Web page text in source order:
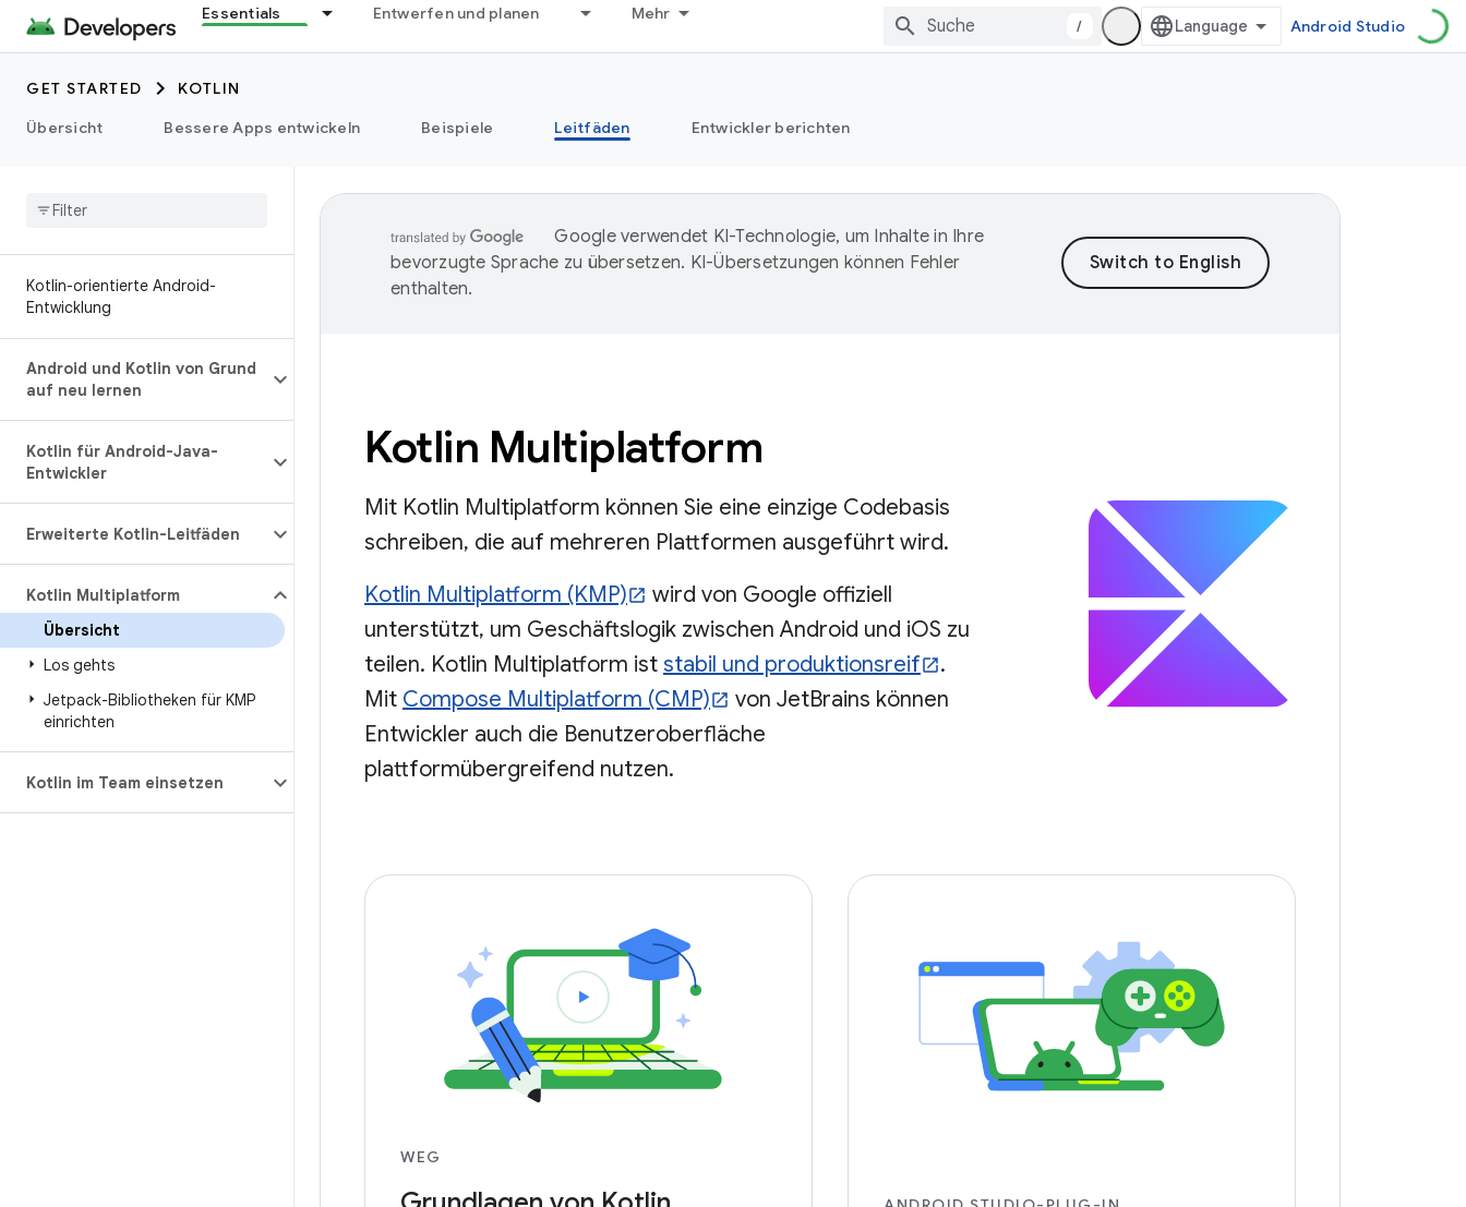
Essentials Entwerfen und planen Mehr
/ Android Studio
GET STARTED
KOTLIN
Übersicht
Bessere Apps entwickeln Beispiele Leitfäden Entwickler berichten
Kotlin-orientierte Android-
Entwicklung
Android und Kotlin von Grund
auf neu lernen
Kotlin für Android-Java-
Entwickler
Erweiterte Kotlin-Leitfäden
Kotlin Multiplatform
Übersicht
Los gehts
Jetpack-Bibliotheken für KMP
einrichten
Kotlin im Team einsetzen
Google verwendet KI-Technologie, um Inhalte in Ihre
bevorzugte Sprache zu übersetzen. KI-Übersetzungen können Fehler
enthalten.
Kotlin Multiplatform
Mit Kotlin Multiplatform können Sie eine einzige Codebasis
schreiben, die auf mehreren Plattformen ausgeführt wird.
Kotlin Multiplatform (KMP)
wird von Google offiziell
unterstützt, um Geschäftslogik zwischen Android und iOS zu
teilen. Kotlin Multiplatform ist stabil und produktionsreif
.
Mit Compose Multiplatform (CMP)
von JetBrains können
Entwickler auch die Benutzeroberfläche
plattformübergreifend nutzen.
WEG